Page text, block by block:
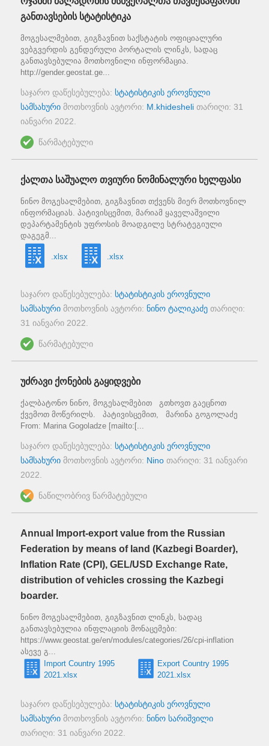
განთავსების სტატისტიკა
მოგესალმებით, გიგზავნით საქსტატის ოფიციალური
ვებგვერდის გენდერული პორტალის ლინკს, სადაც
განთავსებულია მოთხოვნილი ინფორმაცია.
http://gender.geostat.ge...
საჯარო დაწესებულება: სტატისტიკის ეროვნული
სამსახური მოთხოვნის ავტორი: M.khidesheli თარიღი: 31
იანვარი 2022
წარმატებული
ქალთა საშუალო თვიური ნომინალური ხელფასი
ნინო მოგესალმებით, გიგზავნით თქვენს მიერ მოთხოვნილ
ინფორმაციას. პატივისცემით, მარიამ ყაველაშვილი
დეპარტამენტის უფროსის მოადგილე სტრატეგიული
დაგეგმ...
.xlsx .xlsx
საჯარო დაწესებულება: სტატისტიკის ეროვნული
სამსახური მოთხოვნის ავტორი: ნინო ტალიკაძე თარიღი:
31 იანვარი 2022
წარმატებული
უძრავი ქონების გაყიდვები
ქალბატონო ნინო, მოგესალმებით გთხოვთ გაეცნოთ
ქვემოთ მოწერილს. პატივისცემით, მარინა გოგოლაძე
From: Marina Gogoladze [mailto:[...
საჯარო დაწესებულება: სტატისტიკის ეროვნული
სამსახური მოთხოვნის ავტორი: Nino თარიღი: 31 იანვარი
2022
ნაწილობრივ წარმატებული
Annual Import-export value from the Russian
Federation by means of land (Kazbegi Boarder),
Inflation Rate (CPI), GEL/USD Exchange Rate,
distribution of vehicles crossing the Kazbegi
boarder.
ნინო მოგესალმებით, გიგზავნით ლინკს, სადაც
განთავსებულია ინფლაციის მონაცემები:
https://www.geostat.ge/en/modules/categories/26/cpi-inflation
ასევე გ...
Import Country 1995
2021.xlsx
Export Country 1995
2021.xlsx
საჯარო დაწესებულება: სტატისტიკის ეროვნული
სამსახური მოთხოვნის ავტორი: ნინო სარიშვილი
თარიღი: 31 იანვარი 2022